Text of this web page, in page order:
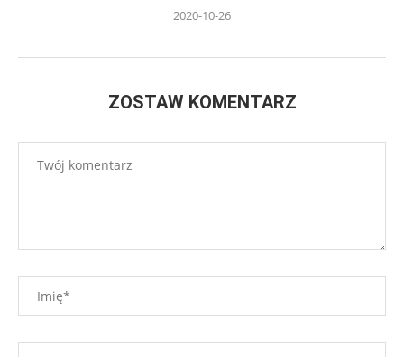
2020-10-26
ZOSTAW KOMENTARZ